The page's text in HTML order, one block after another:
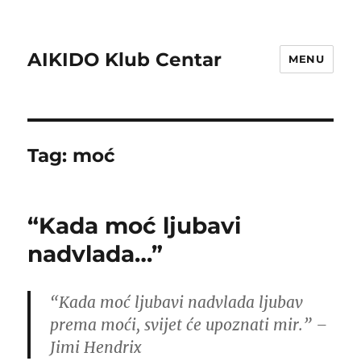
AIKIDO Klub Centar MENU
Tag: moć
“Kada moć ljubavi
nadvlada…”
“Kada moć ljubavi nadvlada ljubav
prema moći, svijet će upoznati mir.” –
Jimi Hendrix